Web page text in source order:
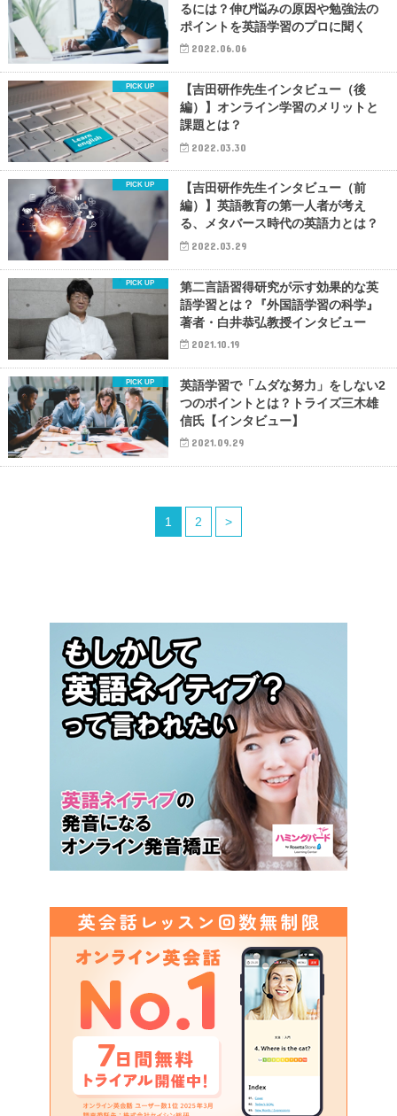
るには？伸び悩みの原因や勉強法の
ポイントを英語学習のプロに聞く
2022.06.06
【吉田研作先生インタビュー（後
編）】オンライン学習のメリットと
課題とは？
2022.03.30
【吉田研作先生インタビュー（前
編）】英語教育の第一人者が考え
る、メタバース時代の英語力とは？
2022.03.29
第二言語習得研究が示す効果的な英
語学習とは？『外国語学習の科学』
著者・白井恭弘教授インタビュー
2021.10.19
英語学習で「ムダな努力」をしない2
つのポイントとは？トライズ三木雄
信氏【インタビュー】
2021.09.29
1 2 >